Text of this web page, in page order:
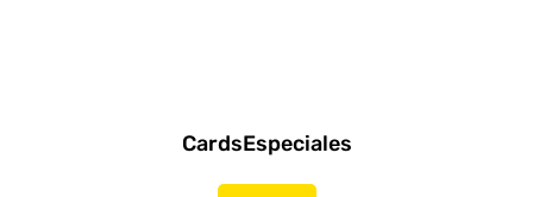
CardsEspeciales